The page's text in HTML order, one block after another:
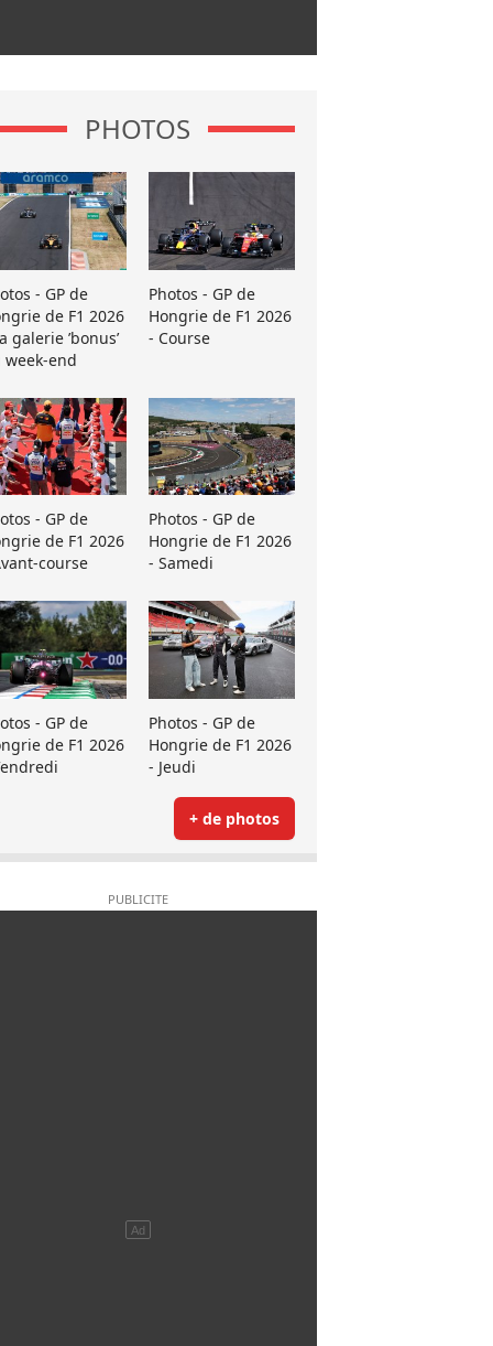
PHOTOS
- GP de
de F1 2026
galerie ’bonus’
week-end
Photos - GP de
Hongrie de F1 2026
- Course
- GP de
de F1 2026
course
Photos - GP de
Hongrie de F1 2026
- Samedi
- GP de
de F1 2026
Photos - GP de
Hongrie de F1 2026
- Jeudi
+ de photos